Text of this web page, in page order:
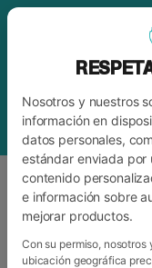
BLOG
Nosotros y nuestros
información en
datos personales,
estándar enviada
contenido
e información sobre
mejorar productos.
Con su permiso,
ubicación geográfica